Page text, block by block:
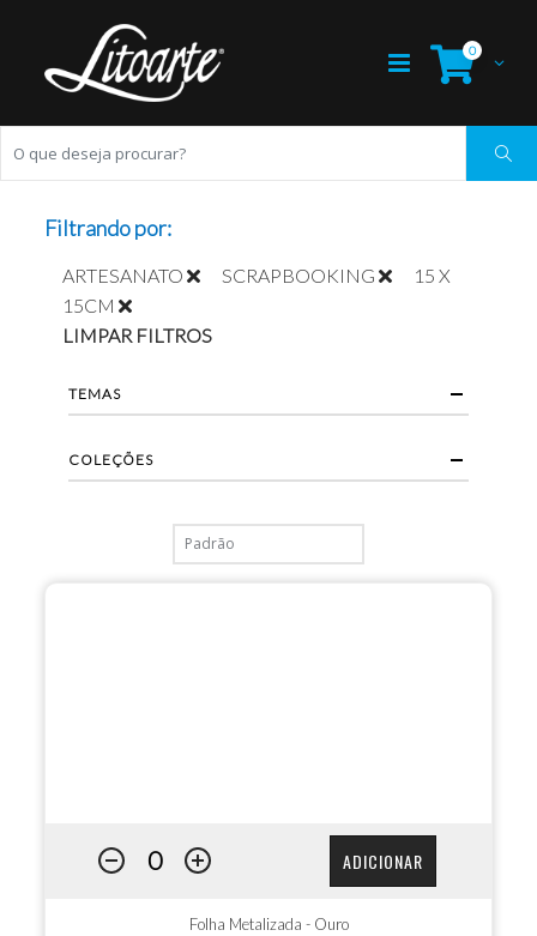
0
ADICIONAR
Folha Metalizada - Ouro
Filtrando por:
ARTESANATO SCRAPBOOKING
15 X
15CM
LIMPAR FILTROS
TEMAS
COLEÇÕES